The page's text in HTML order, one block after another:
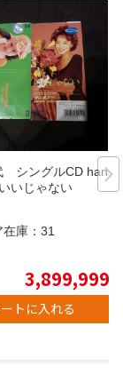
シングルCD hanak
いじゃない
庫： 31
3,899,999
トに入れる